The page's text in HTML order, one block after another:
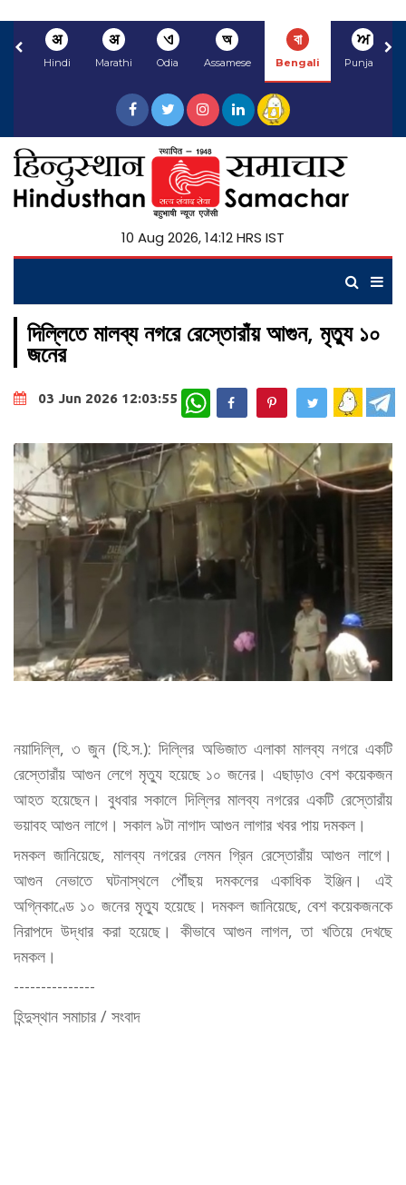
अ
Hindi
अ
Marathi
ଏ
Odia
অ
Assamese
বা
Bengali
ਅ
Punjabi
10 Aug 2026, 14:12 HRS IST
দিল্লিতে মালব্য নগরে রেস্তোরাঁয় আগুন, মৃত্যু ১০
জনের
03 Jun 2026 12:03:55 WhatsApp
নয়াদিল্লি, ৩ জুন (হি.স.): দিল্লির অভিজাত এলাকা মালব্য নগরে একটি
রেস্তোরাঁয় আগুন লেগে মৃত্যু হয়েছে ১০ জনের। এছাড়াও বেশ কয়েকজন
আহত হয়েছেন। বুধবার সকালে দিল্লির মালব্য নগরের একটি রেস্তোরাঁয়
ভয়াবহ আগুন লাগে। সকাল ৯টা নাগাদ আগুন লাগার খবর পায় দমকল।
দমকল জানিয়েছে, মালব্য নগরের লেমন গ্রিন রেস্তোরাঁয় আগুন লাগে।
আগুন নেভাতে ঘটনাস্থলে পৌঁছয় দমকলের একাধিক ইঞ্জিন। এই
অগ্নিকাণ্ডে ১০ জনের মৃত্যু হয়েছে। দমকল জানিয়েছে, বেশ কয়েকজনকে
নিরাপদে উদ্ধার করা হয়েছে। কীভাবে আগুন লাগল, তা খতিয়ে দেখছে
দমকল।
---------------
হিন্দুস্থান সমাচার / সংবাদ